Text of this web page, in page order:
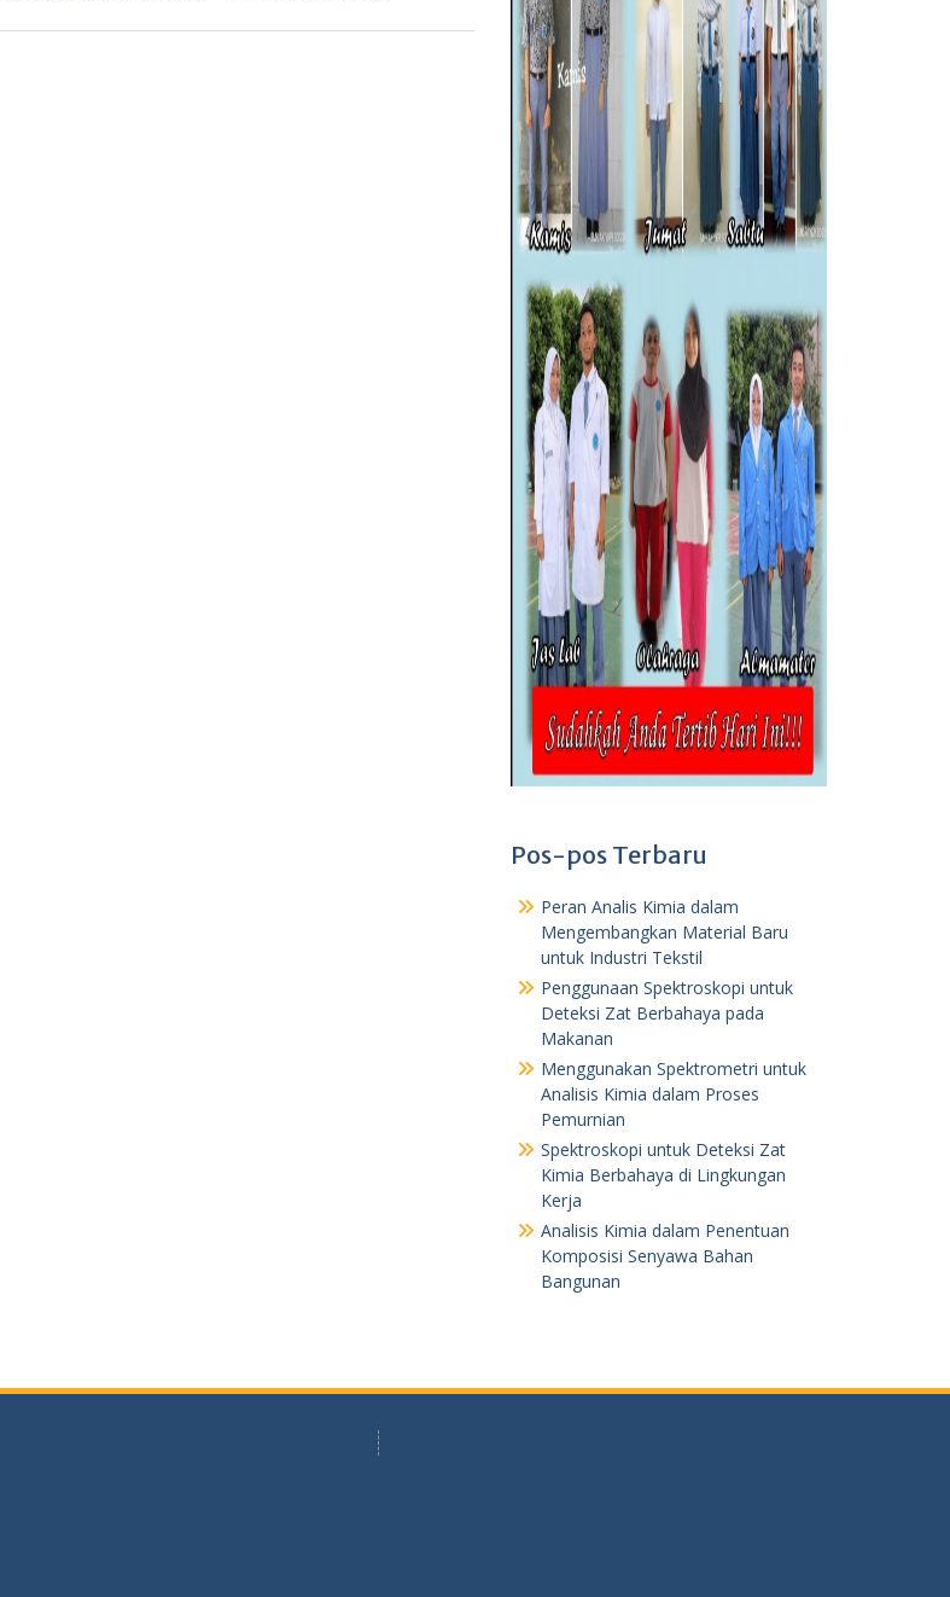
Pos-pos Terbaru
Peran Analis Kimia dalam
Mengembangkan Material Baru
untuk Industri Tekstil
Penggunaan Spektroskopi untuk
Deteksi Zat Berbahaya pada
Makanan
Menggunakan Spektrometri untuk
Analisis Kimia dalam Proses
Pemurnian
Spektroskopi untuk Deteksi Zat
Kimia Berbahaya di Lingkungan
Kerja
Analisis Kimia dalam Penentuan
Komposisi Senyawa Bahan
Bangunan